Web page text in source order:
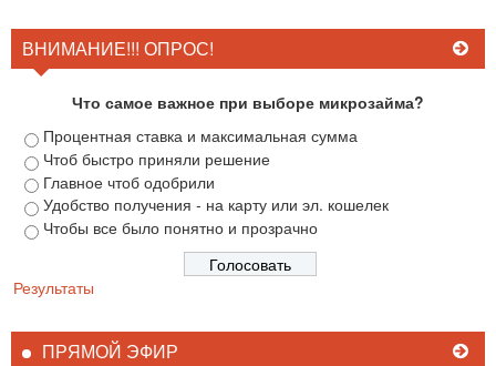
ВНИМАНИЕ!!! ОПРОС!
Что самое важное при выборе микрозайма?
Процентная ставка и максимальная сумма
Чтоб быстро приняли решение
Главное чтоб одобрили
Удобство получения - на карту или эл. кошелек
Чтобы все было понятно и прозрачно
Результаты
ПРЯМОЙ ЭФИР